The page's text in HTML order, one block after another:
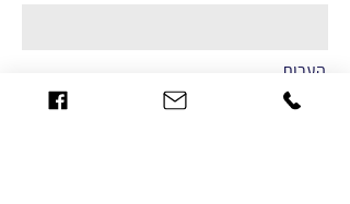
הערות